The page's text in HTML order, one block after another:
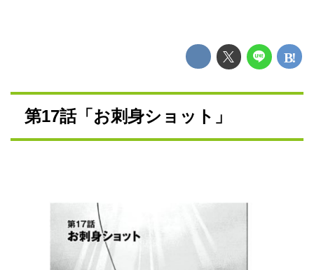
第17話「お刺身ショット」